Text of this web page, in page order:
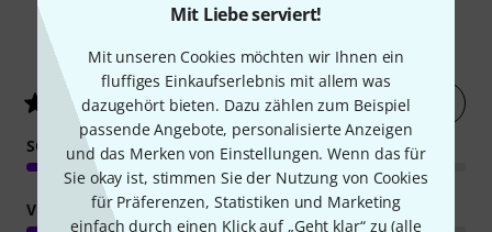
Mit Liebe serviert!
Mit unseren Cookies möchten wir Ihnen ein
fluffiges Einkaufserlebnis mit allem was
dazugehört bieten. Dazu zählen zum Beispiel
passende Angebote, personalisierte Anzeigen
und das Merken von Einstellungen. Wenn das für
Sie okay ist, stimmen Sie der Nutzung von Cookies
für Präferenzen, Statistiken und Marketing
einfach durch einen Klick auf „Geht klar“ zu (alle
54Kundenbewertungen
4.6/ 5 Jetzt bewerten
SOUND
VERARBEITUNG